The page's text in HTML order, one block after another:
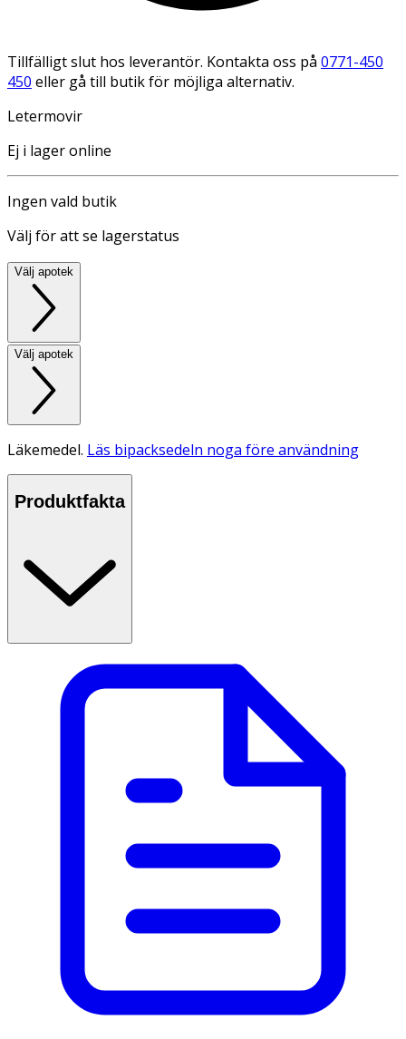
Tillfälligt slut hos leverantör. Kontakta oss på 0771-450
450 eller gå till butik för möjliga alternativ.
Letermovir
Ej i lager online
Ingen vald butik
Välj för att se lagerstatus
Välj apotek
Välj apotek
Läkemedel. Läs bipacksedeln noga före användning
Produktfakta